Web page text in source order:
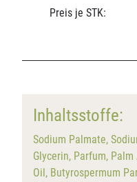
Preis je STK:
Inhaltsstoffe:
Sodium Palmate,
Glycerin, Parfum,
Oil, Butyrospermum